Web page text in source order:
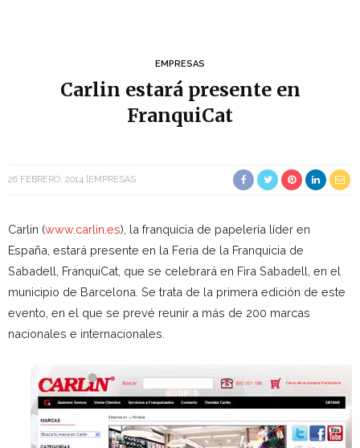
EMPRESAS
Carlin estará presente en
FranquiCat
26 FEBRERO, 2014 EMPRESAS
Carlin (www.carlin.es), la franquicia de papelería líder en
España, estará presente en la Feria de la Franquicia de
Sabadell, FranquiCat, que se celebrará en Fira Sabadell, en el
municipio de Barcelona. Se trata de la primera edición de este
evento, en el que se prevé reunir a más de 200 marcas
nacionales e internacionales.